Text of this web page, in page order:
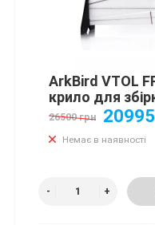
ArkBird VTOL
крило для
26500 грн
Немає в наявності